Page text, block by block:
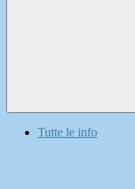
Tutte le info